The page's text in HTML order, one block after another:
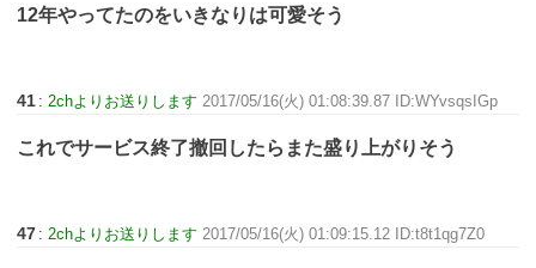
12年やってたのをいきなりは可愛そう
41 : 2chよりお送りします 2017/05/16(火) 01:08:39.87 ID:WYvsqsIGp
これでサービス終了撤回したらまた盛り上がりそう
47 : 2chよりお送りします 2017/05/16(火) 01:09:15.12 ID:t8t1qg7Z0